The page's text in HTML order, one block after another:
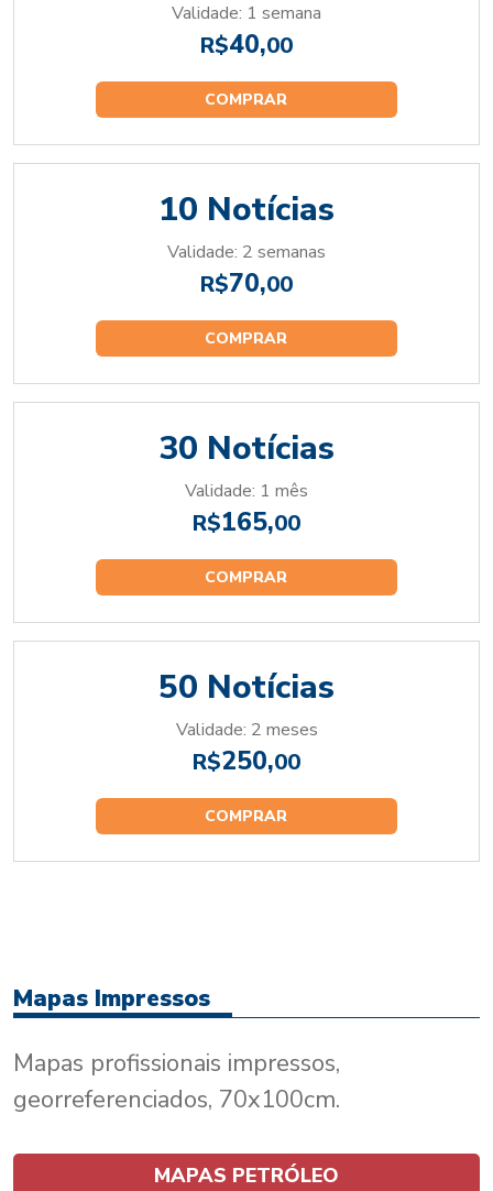
Validade: 1 semana
R$40,00
COMPRAR
10 Notícias
Validade: 2 semanas
R$70,00
COMPRAR
30 Notícias
Validade: 1 mês
R$165,00
COMPRAR
50 Notícias
Validade: 2 meses
R$250,00
COMPRAR
Mapas Impressos
Mapas profissionais impressos,
georreferenciados, 70x100cm.
MAPAS PETRÓLEO